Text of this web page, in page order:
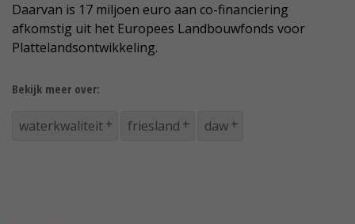
Daarvan is 17 miljoen euro aan co-financiering
afkomstig uit het Europees Landbouwfonds voor
Plattelandsontwikkeling.
Bekijk meer over:
waterkwaliteit friesland daw